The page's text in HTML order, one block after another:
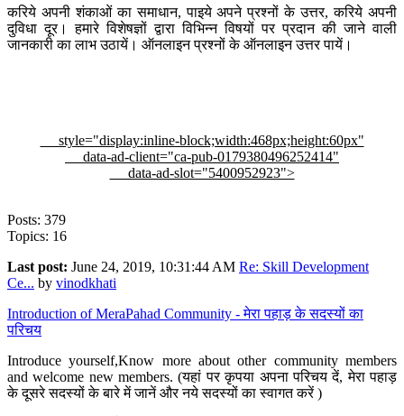
करिये अपनी शंकाओं का समाधान, पाइये अपने प्रश्नों के उत्तर, करिये अपनी
दुविधा दूर। हमारे विशेषज्ञों द्वारा विभिन्न विषयों पर प्रदान की जाने वाली
जानकारी का लाभ उठायें। ऑनलाइन प्रश्नों के ऑनलाइन उत्तर पायें।
style="display:inline-block;width:468px;height:60px"
data-ad-client="ca-pub-0179380496252414"
data-ad-slot="5400952923">
Posts: 379
Topics: 16
Last post: June 24, 2019, 10:31:44 AM Re: Skill Development
Ce... by vinodkhati
Introduction of MeraPahad Community - मेरा पहाड़ के सदस्यों का
परिचय
Introduce yourself,Know more about other community members
and welcome new members. (यहां पर कृपया अपना परिचय दें, मेरा पहाड़
के दूसरे सदस्यों के बारे में जानें और नये सदस्यों का स्वागत करें )